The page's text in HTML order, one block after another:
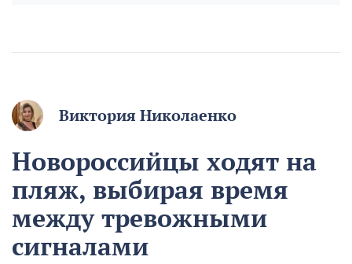
Виктория Николаенко
Новороссийцы ходят на
пляж, выбирая время
между тревожными
сигналами